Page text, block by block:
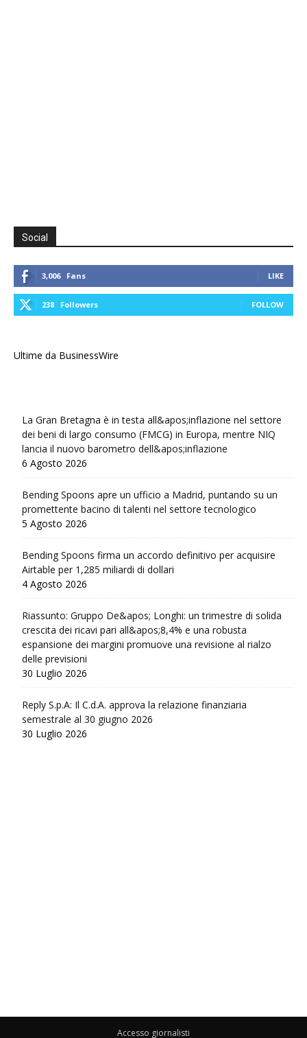
Social
3,006 Fans LIKE
238 Followers FOLLOW
Ultime da BusinessWire
La Gran Bretagna è in testa all&apos;inflazione nel settore
dei beni di largo consumo (FMCG) in Europa, mentre NIQ
lancia il nuovo barometro dell&apos;inflazione
6 Agosto 2026
Bending Spoons apre un ufficio a Madrid, puntando su un
promettente bacino di talenti nel settore tecnologico
5 Agosto 2026
Bending Spoons firma un accordo definitivo per acquisire
Airtable per 1,285 miliardi di dollari
4 Agosto 2026
Riassunto: Gruppo De&apos; Longhi: un trimestre di solida
crescita dei ricavi pari all&apos;8,4% e una robusta
espansione dei margini promuove una revisione al rialzo
delle previsioni
30 Luglio 2026
Reply S.p.A: Il C.d.A. approva la relazione finanziaria
semestrale al 30 giugno 2026
30 Luglio 2026
Accesso giornalisti